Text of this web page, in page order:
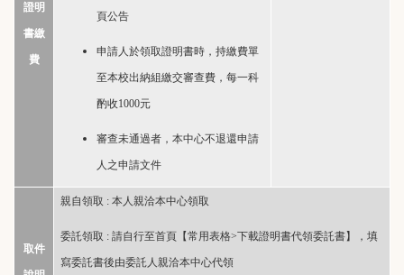
證明
書繳
費
頁公告
申請人於領取證明書時，持繳費單
至本校出納組繳交審查費，每一科
酌收1000元
審查未通過者，本中心不退還申請
人之申請文件
取件
親自領取 : 本人親洽本中心領取
委託領取 : 請自行至首頁【常用表格>下載證明書代領委託書】，填
寫委託書後由委託人親洽本中心代領